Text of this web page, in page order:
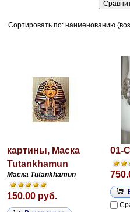
Сортировать по: наименованию
картины, Маска
Tutankhamun
Маска Tutankhamun
150.00 руб.
01-